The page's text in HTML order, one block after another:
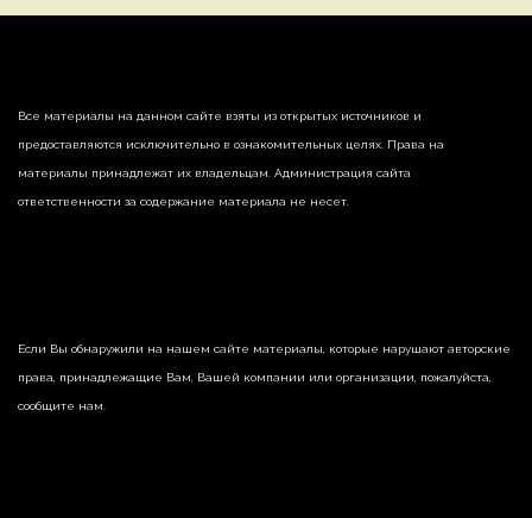
Все материалы на данном сайте взяты из открытых источников и
предоставляются исключительно в ознакомительных целях. Права на
материалы принадлежат их владельцам. Администрация сайта
ответственности за содержание материала не несет.
Если Вы обнаружили на нашем сайте материалы, которые нарушают авторские
права, принадлежащие Вам, Вашей компании или организации, пожалуйста,
сообщите нам.